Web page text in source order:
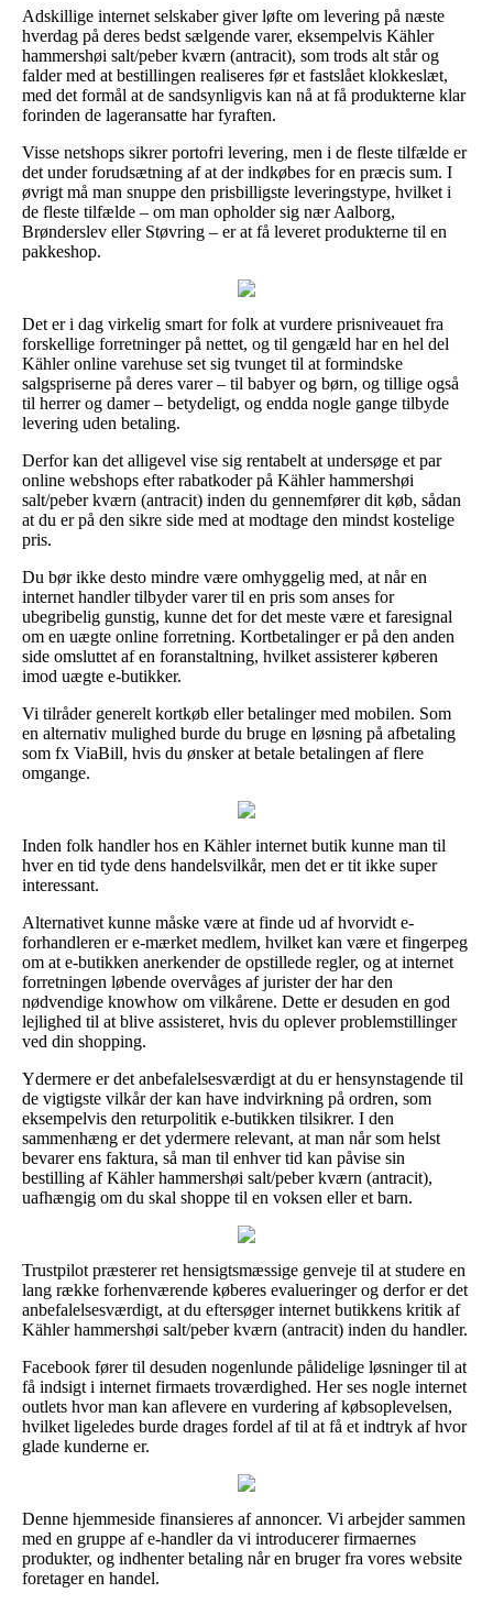
Adskillige internet selskaber giver løfte om levering på næste
hverdag på deres bedst sælgende varer, eksempelvis Kähler
hammershøi salt/peber kværn (antracit), som trods alt står og
falder med at bestillingen realiseres før et fastslået klokkeslæt,
med det formål at de sandsynligvis kan nå at få produkterne klar
forinden de lageransatte har fyraften.
Visse netshops sikrer portofri levering, men i de fleste tilfælde er
det under forudsætning af at der indkøbes for en præcis sum. I
øvrigt må man snuppe den prisbilligste leveringstype, hvilket i
de fleste tilfælde – om man opholder sig nær Aalborg,
Brønderslev eller Støvring – er at få leveret produkterne til en
pakkeshop.
Det er i dag virkelig smart for folk at vurdere prisniveauet fra
forskellige forretninger på nettet, og til gengæld har en hel del
Kähler online varehuse set sig tvunget til at formindske
salgspriserne på deres varer – til babyer og børn, og tillige også
til herrer og damer – betydeligt, og endda nogle gange tilbyde
levering uden betaling.
Derfor kan det alligevel vise sig rentabelt at undersøge et par
online webshops efter rabatkoder på Kähler hammershøi
salt/peber kværn (antracit) inden du gennemfører dit køb, sådan
at du er på den sikre side med at modtage den mindst kostelige
pris.
Du bør ikke desto mindre være omhyggelig med, at når en
internet handler tilbyder varer til en pris som anses for
ubegribelig gunstig, kunne det for det meste være et faresignal
om en uægte online forretning. Kortbetalinger er på den anden
side omsluttet af en foranstaltning, hvilket assisterer køberen
imod uægte e-butikker.
Vi tilråder generelt kortkøb eller betalinger med mobilen. Som
en alternativ mulighed burde du bruge en løsning på afbetaling
som fx ViaBill, hvis du ønsker at betale betalingen af flere
omgange.
Inden folk handler hos en Kähler internet butik kunne man til
hver en tid tyde dens handelsvilkår, men det er tit ikke super
interessant.
Alternativet kunne måske være at finde ud af hvorvidt e-
forhandleren er e-mærket medlem, hvilket kan være et fingerpeg
om at e-butikken anerkender de opstillede regler, og at internet
forretningen løbende overvåges af jurister der har den
nødvendige knowhow om vilkårene. Dette er desuden en god
lejlighed til at blive assisteret, hvis du oplever problemstillinger
ved din shopping.
Ydermere er det anbefalelsesværdigt at du er hensynstagende til
de vigtigste vilkår der kan have indvirkning på ordren, som
eksempelvis den returpolitik e-butikken tilsikrer. I den
sammenhæng er det ydermere relevant, at man når som helst
bevarer ens faktura, så man til enhver tid kan påvise sin
bestilling af Kähler hammershøi salt/peber kværn (antracit),
uafhængig om du skal shoppe til en voksen eller et barn.
Trustpilot præsterer ret hensigtsmæssige genveje til at studere en
lang række forhenværende køberes evalueringer og derfor er det
anbefalelsesværdigt, at du eftersøger internet butikkens kritik af
Kähler hammershøi salt/peber kværn (antracit) inden du handler.
Facebook fører til desuden nogenlunde pålidelige løsninger til at
få indsigt i internet firmaets troværdighed. Her ses nogle internet
outlets hvor man kan aflevere en vurdering af købsoplevelsen,
hvilket ligeledes burde drages fordel af til at få et indtryk af hvor
glade kunderne er.
Denne hjemmeside finansieres af annoncer. Vi arbejder sammen
med en gruppe af e-handler da vi introducerer firmaernes
produkter, og indhenter betaling når en bruger fra vores website
foretager en handel.